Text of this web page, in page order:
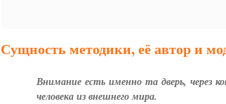
Сущность методики, её автор и
Внимание есть именно та дверь, через
человека из внешнего ми­ра.